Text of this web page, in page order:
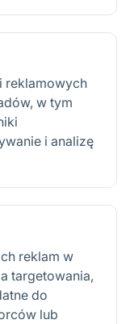
reklamowych
w tym
i analizę
reklam w
targetowania,
do
lub